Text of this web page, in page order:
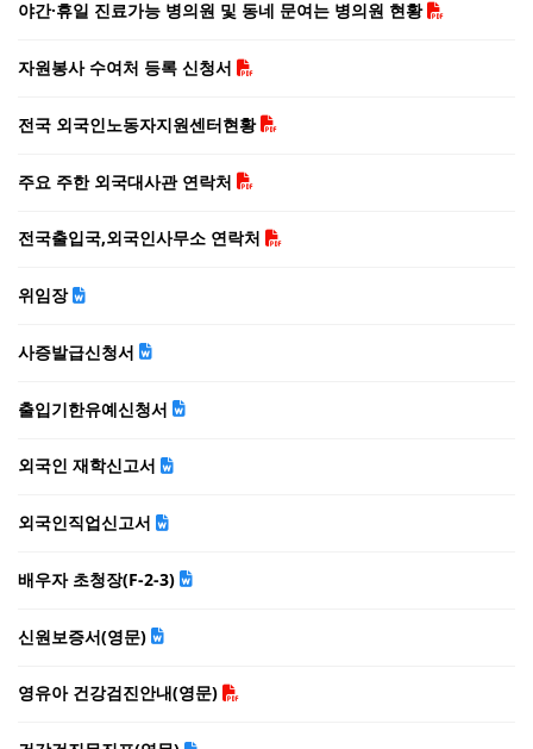
야간·휴일 진료가능 병의원 및 동네 문여는 병의원 현황
자원봉사 수여처 등록 신청서
전국 외국인노동자지원센터현황
주요 주한 외국대사관 연락처
전국출입국,외국인사무소 연락처
위임장
사증발급신청서
출입기한유예신청서
외국인 재학신고서
외국인직업신고서
배우자 초청장(F-2-3)
신원보증서(영문)
영유아 건강검진안내(영문)